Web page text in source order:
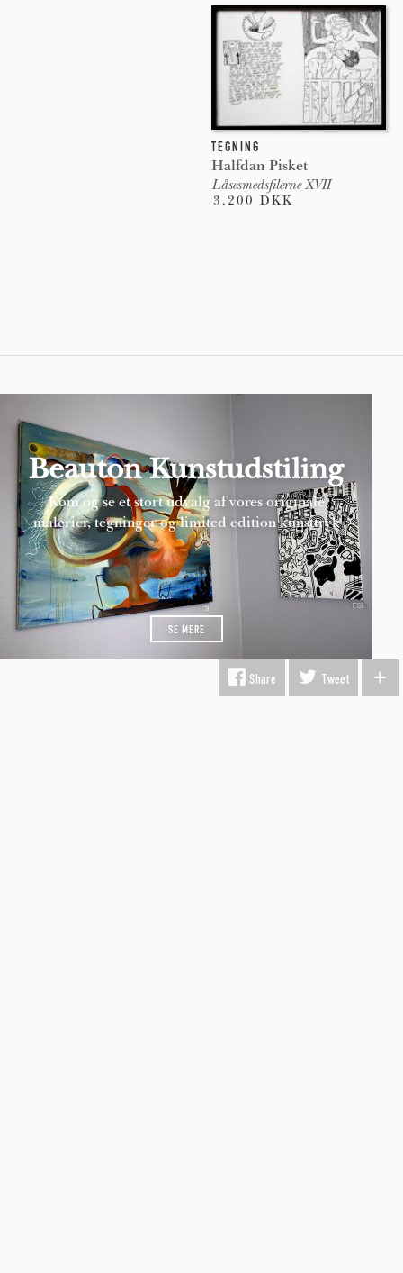
TEGNING
Halfdan Pisket
Låsesmedsfilerne XVII
3.200 DKK
Beauton Kunstudstiling
Kom og se et stort udvalg af vores originale
malerier, tegninger og limited edition kunsttryk
SE MERE
Share Tweet